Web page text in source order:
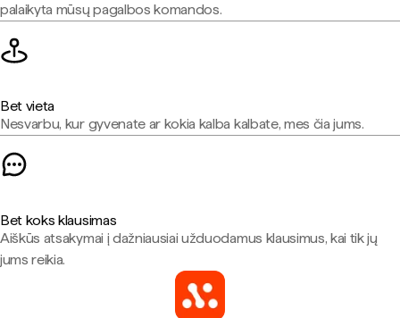
palaikyta mūsų pagalbos komandos.
Bet vieta
Nesvarbu, kur gyvenate ar kokia kalba kalbate, mes čia jums.
Bet koks klausimas
Aiškūs atsakymai į dažniausiai užduodamus klausimus, kai tik jų
jums reikia.